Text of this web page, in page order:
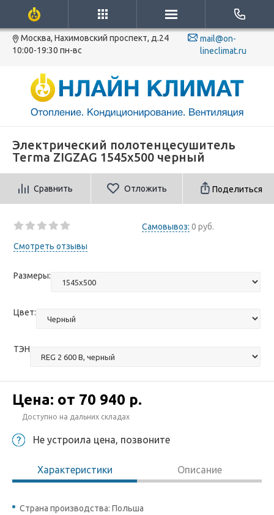
Москва, Нахимовский проспект, д.24
10:00-19:30 пн-вс
mail@on-
lineclimat.ru
Электрический полотенцесушитель
Terma ZIGZAG 1545x500 черный
Сравнить Отложить Поделиться
Самовывоз: 0 руб.
Смотреть отзывы
Размеры:
Цвет:
ТЭН
Цена: от 70 940 р.
Доступно на дальних складах
Не устроила цена, позвоните
Характеристики Описание
Страна производства: Польша